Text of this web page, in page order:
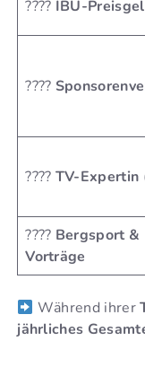
???? IBU-
????
???? TV-Expertin
????️ Bergsport &
Vorträge
Während ihrer
jährliches